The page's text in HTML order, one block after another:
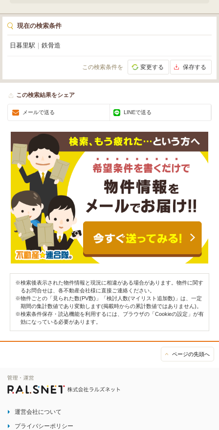
現在の検索条件
日暮里駅 鉄骨造
この検索条件を 変更する 保存する
この検索結果をシェア
メールで送る LINEで送る
※検索後表示された物件情報と現況に相違がある場合があります。物件に関す
るお問合せは、各不動産会社様に直接ご連絡ください。
※物件ごとの「見られた数(PV数)」「検討人数(マイリスト追加数)」は、一定
期間の集計数値であり変動します(掲載時からの累計数値ではありません)。
※検索条件保存・読込機能を利用するには、ブラウザの「Cookieの設定」が有
効になっている必要があります。
ページの先頭へ
運営会社について
プライバシーポリシー